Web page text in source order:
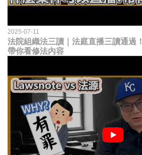
2025-07-11
法院組織法三讀｜法庭直播三讀通過
帶你看修法內容